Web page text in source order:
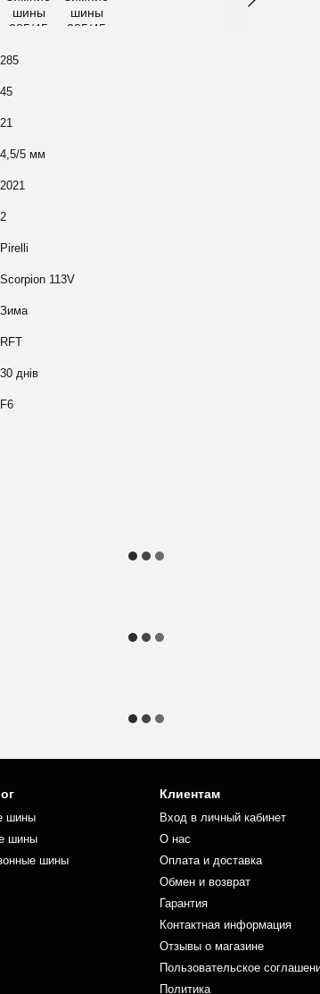
285
45
21
4,5/5 мм
2021
2
Pirelli
Scorpion 113V
Зима
RFT
30 днів
F6
шины
шины
шины
Клиентам
Вход в личный кабинет
О нас
Оплата и доставка
Обмен и возврат
Гарантия
Контактная информация
Отзывы о магазине
Пользовательское
Политика